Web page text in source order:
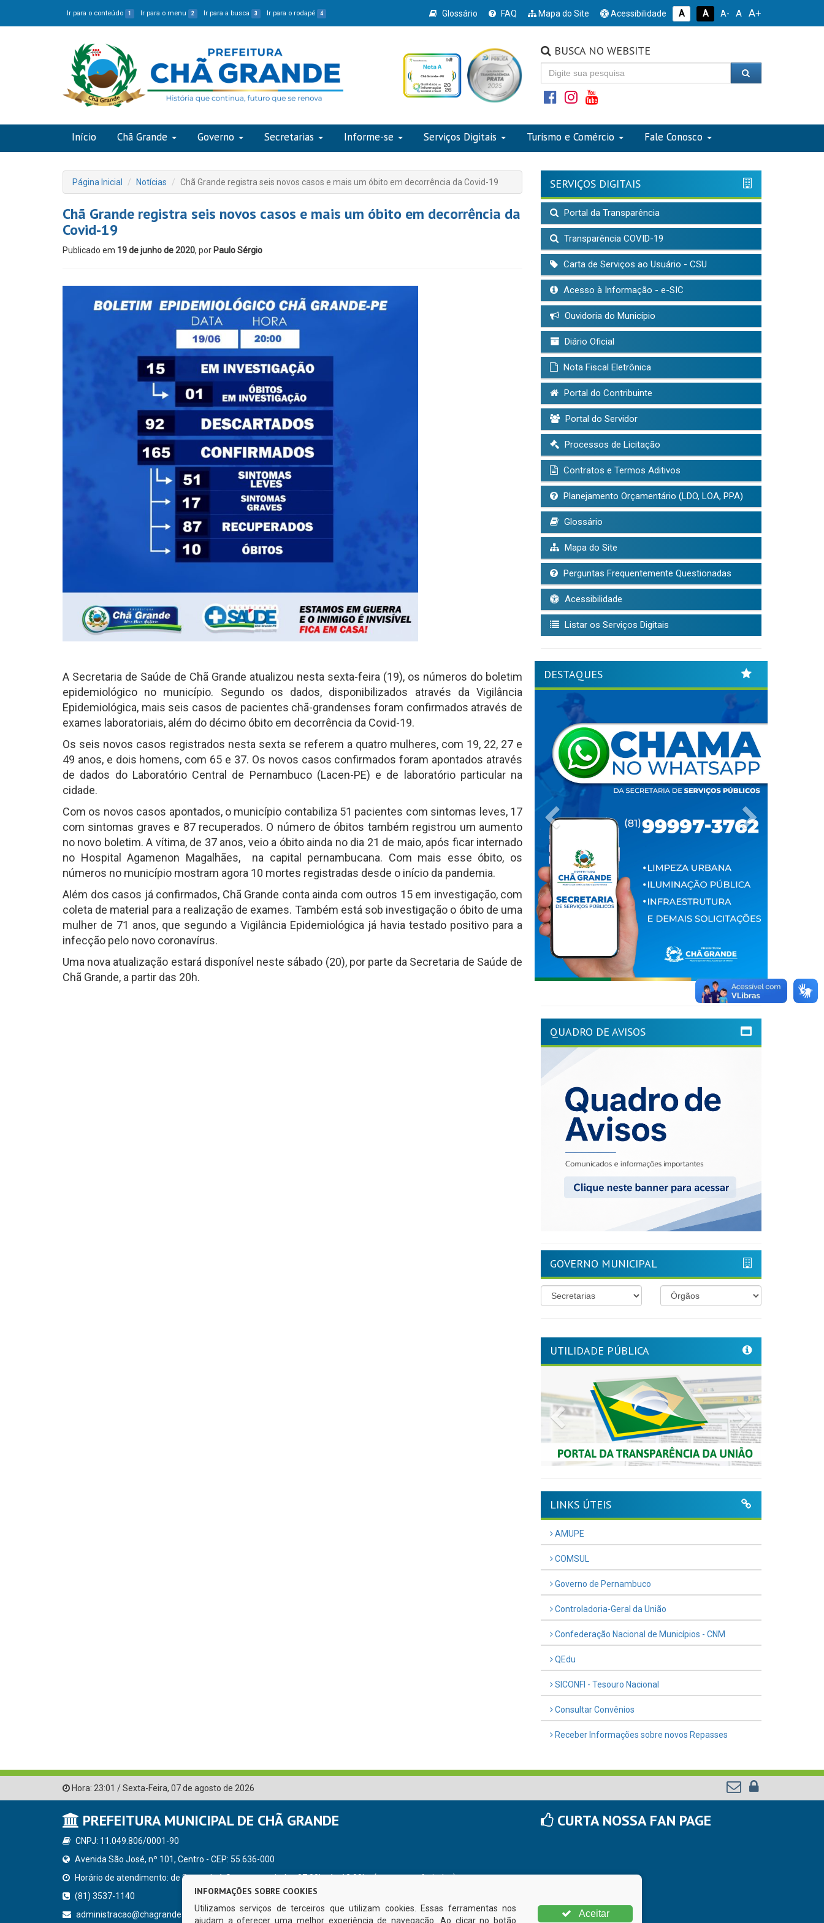
Ir para o conteúdo 1 Ir para o menu 2 Ir para a busca 3 Ir para o rodapé 4 Glossário FAQ Mapa do Site Acessibilidade A A A- A A+
BUSCA NO WEBSITE
Início Chã Grande Governo Secretarias Informe-se Serviços Digitais Turismo e Comércio Fale Conosco
Página Inicial Notícias Chã Grande registra seis novos casos e mais um óbito em decorrência da Covid-19
Chã Grande registra seis novos casos e mais um óbito em decorrência da
Covid-19
Publicado em 19 de junho de 2020, por Paulo Sérgio
A Secretaria de Saúde de Chã Grande atualizou nesta sexta-feira (19), os números do boletim
epidemiológico no município. Segundo os dados, disponibilizados através da Vigilância
Epidemiológica, mais seis casos de pacientes chã-grandenses foram confirmados através de
exames laboratoriais, além do décimo óbito em decorrência da Covid-19.
Os seis novos casos registrados nesta sexta se referem a quatro mulheres, com 19, 22, 27 e
49 anos, e dois homens, com 65 e 37. Os novos casos confirmados foram apontados através
de dados do Laboratório Central de Pernambuco (Lacen-PE) e de laboratório particular na
cidade.
Com os novos casos apontados, o município contabiliza 51 pacientes com sintomas leves, 17
com sintomas graves e 87 recuperados. O número de óbitos também registrou um aumento
no novo boletim. A vítima, de 37 anos, veio a óbito ainda no dia 21 de maio, após ficar internado
no Hospital Agamenon Magalhães, na capital pernambucana. Com mais esse óbito, os
números no município mostram agora 10 mortes registradas desde o início da pandemia.
Além dos casos já confirmados, Chã Grande conta ainda com outros 15 em investigação, com
coleta de material para a realização de exames. Também está sob investigação o óbito de uma
mulher de 71 anos, que segundo a Vigilância Epidemiológica já havia testado positivo para a
infecção pelo novo coronavírus.
Uma nova atualização estará disponível neste sábado (20), por parte da Secretaria de Saúde de
Chã Grande, a partir das 20h.
SERVIÇOS DIGITAIS
Portal da Transparência
Transparência COVID-19
Carta de Serviços ao Usuário - CSU
Acesso à Informação - e-SIC
Ouvidoria do Município
Diário Oficial
Nota Fiscal Eletrônica
Portal do Contribuinte
Portal do Servidor
Processos de Licitação
Contratos e Termos Aditivos
Planejamento Orçamentário (LDO, LOA, PPA)
Glossário
Mapa do Site
Perguntas Frequentemente Questionadas
Acessibilidade
Listar os Serviços Digitais
DESTAQUES
Previous
QUADRO DE AVISOS
GOVERNO MUNICIPAL
UTILIDADE PÚBLICA
Previous
LINKS ÚTEIS
AMUPE
COMSUL
Governo de Pernambuco
Controladoria-Geral da União
Confederação Nacional de Municípios - CNM
QEdu
SICONFI - Tesouro Nacional
Consultar Convênios
Receber Informações sobre novos Repasses
Hora: 23:01 /Sexta-Feira, 07 de agosto de 2026
PREFEITURA MUNICIPAL DE CHÃ GRANDE
CNPJ: 11.049.806/0001-90
Avenida São José, nº 101, Centro - CEP: 55.636-000
Horário de atendimento: de Segunda à Sexta, a partir das 07:00hs às 13:00hs (exceto nos feriados)
(81) 3537-1140
administracao@chagrande.pe.gov.br
CURTA NOSSA FAN PAGE
INFORMAÇÕES SOBRE COOKIES
Utilizamos serviços de terceiros que utilizam cookies. Essas ferramentas nos
ajudam a oferecer uma melhor experiência de navegação. Ao clicar no botão
Aceitar